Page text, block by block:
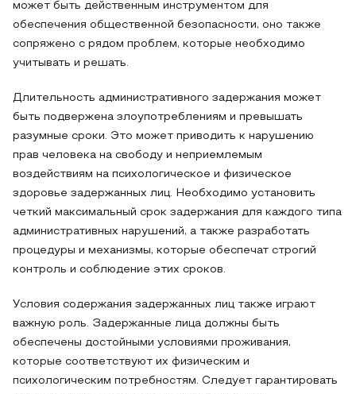
может быть действенным инструментом для
обеспечения общественной безопасности, оно также
сопряжено с рядом проблем, которые необходимо
учитывать и решать.
Длительность административного задержания может
быть подвержена злоупотреблениям и превышать
разумные сроки. Это может приводить к нарушению
прав человека на свободу и неприемлемым
воздействиям на психологическое и физическое
здоровье задержанных лиц. Необходимо установить
четкий максимальный срок задержания для каждого типа
административных нарушений, а также разработать
процедуры и механизмы, которые обеспечат строгий
контроль и соблюдение этих сроков.
Условия содержания задержанных лиц также играют
важную роль. Задержанные лица должны быть
обеспечены достойными условиями проживания,
которые соответствуют их физическим и
психологическим потребностям. Следует гарантировать